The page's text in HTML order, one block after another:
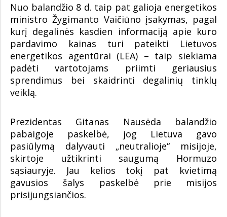
Nuo balandžio 8 d. taip pat galioja energetikos
ministro Žygimanto Vaičiūno įsakymas, pagal
kurį degalinės kasdien informaciją apie kuro
pardavimo kainas turi pateikti Lietuvos
energetikos agentūrai (LEA) – taip siekiama
padėti vartotojams priimti geriausius
sprendimus bei skaidrinti degalinių tinklų
veiklą.
Prezidentas Gitanas Nausėda balandžio
pabaigoje paskelbė, jog Lietuva gavo
pasiūlymą dalyvauti „neutralioje“ misijoje,
skirtoje užtikrinti saugumą Hormuzo
sąsiauryje. Jau kelios tokį pat kvietimą
gavusios šalys paskelbė prie misijos
prisijungsiančios.